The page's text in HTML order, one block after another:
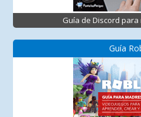
Guía de Discord
Guía